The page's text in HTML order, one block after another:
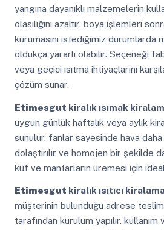
yangına dayanıklı malzemelerin
olasılığını azaltır. boya işlemleri
kurumasını istediğimiz durumlarda
oldukça yararlı olabilir. Seçeneği
veya geçici ısıtma ihtiyaçlarını
çözüm sunar.
Etimesgut kiralık ısımak
uygun günlük haftalık veya aylık
sunulur. fanlar sayesinde hava daha
dolaştırılır ve homojen bir şekilde
küf ve mantarların üremesi için
Etimesgut kiralık ısıtıcı
müşterinin bulunduğu adrese
tarafından kurulum yapılır. kullanım